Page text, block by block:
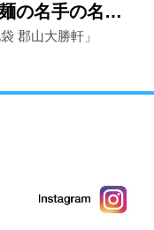
の名手の名…
郡山大勝軒」